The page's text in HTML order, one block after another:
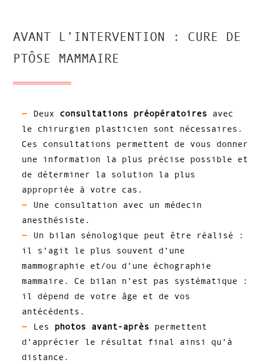
AVANT L’INTERVENTION : CURE DE
PTÔSE MAMMAIRE
Deux consultations préopératoires avec
le chirurgien plasticien sont nécessaires.
Ces consultations permettent de vous donner
une information la plus précise possible et
de déterminer la solution la plus
appropriée à votre cas.
Une consultation avec un médecin
anesthésiste.
Un bilan sénologique peut être réalisé :
il s’agit le plus souvent d’une
mammographie et/ou d’une échographie
mammaire. Ce bilan n’est pas systématique :
il dépend de votre âge et de vos
antécédents.
Les photos avant-après permettent
d’apprécier le résultat final ainsi qu’à
distance.